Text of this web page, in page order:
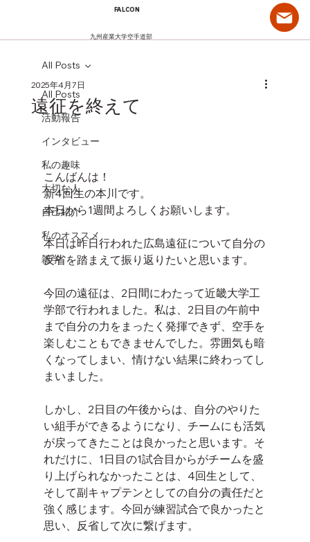
FALCON
九州産業大学空手道部
All Posts
活動報告
インタビュー
私の趣味
大切な人
自己紹介
私のオススメ
雑学
All Posts
遠征を終えて
2025年4月7日
こんばんは！
新4回生の本川です。
本日から1週間よろしくお願いします。
本日は昨日行われた広島遠征について自分の
反省を踏まえて振り返りたいと思います。
今回の遠征は、2日間にわたって近畿大学工
学部で行われました。私は、2日目の午前中
まで自分の力をまったく発揮できず、空手を
楽しむこともできませんでした。雰囲気も暗
くなってしまい、情けない結果に終わってし
まいました。
しかし、2日目の午後からは、自分のやりた
い組手ができるようになり、チームにも活気
が戻ってきたことは良かったと思います。そ
れだけに、1日目の1試合目からがチームを盛
り上げられなかったことは、4回生として、
そして副キャプテンとしての自分の責任だと
強く感じます。今回が練習試合で良かったと
思い、反省して次に繋げます。